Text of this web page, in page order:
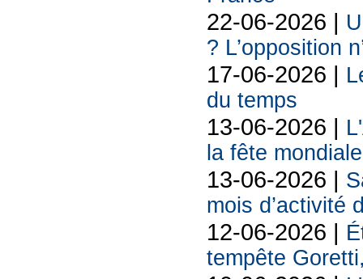
22-06-2026 |
? L’opposition
17-06-2026 |
du temps
13-06-2026 |
la fête
13-06-2026 |
mois d’activité
12-06-2026 |
tempête